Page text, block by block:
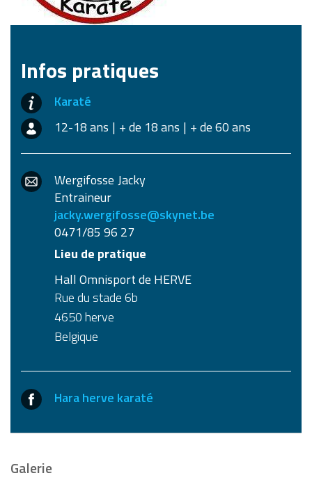
Infos pratiques
Karaté
12-18 ans
+ de 18 ans + de 60 ans
Wergifosse Jacky
Entraineur
jacky.wergifosse@skynet.be
0471/85 96 27
Lieu de pratique
Hall Omnisport de HERVE
Rue du stade 6b
4650herve
Belgique
Hara herve karaté
Galerie